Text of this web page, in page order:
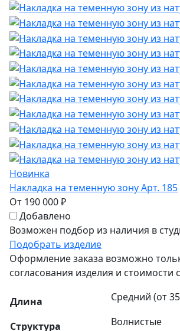
Новинка
Накладка на теменную зону Арт. 185
От 190 000 ₽
Добавлено
Возможен подбор из наличия в
Подобрать изделие
Оформление заказа возможно
согласования изделия и
Длина Средний (от
Структура Волнистые